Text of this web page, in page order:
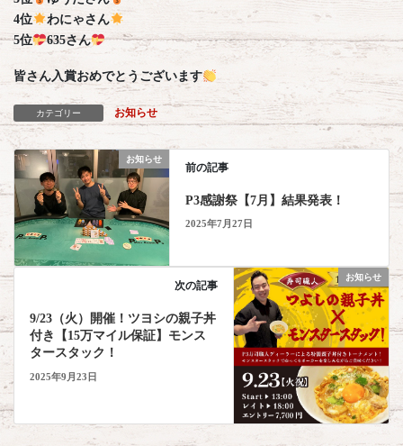
4位
わにゃさん
5位
635さん
皆さん入賞おめでとうございます
カテゴリー お知らせ
お知らせ
前の記事
P3感謝祭【7月】結果発表！
2025年7月27日
お知らせ
次の記事
9/23（火）開催！ツヨシの親子丼
付き【15万マイル保証】モンス
タースタック！
2025年9月23日